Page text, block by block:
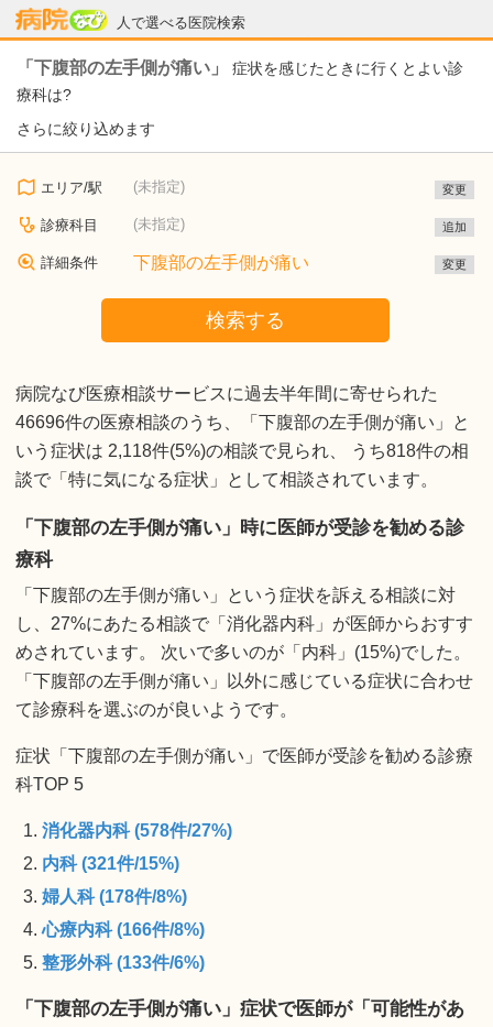
人で選べる医院検索
病院なび
「下腹部の左手側が痛い」
症状を感じたときに行くとよい診
療科は?
さらに絞り込めます
エリア/駅 (未指定) 変更
診療科目 (未指定) 追加
詳細条件 下腹部の左手側が痛い 変更
検索する
病院なび医療相談サービスに過去半年間に寄せられた
46696件の医療相談のうち、「下腹部の左手側が痛い」と
いう症状は 2,118件(5%)の相談で見られ、 うち818件の相
談で「特に気になる症状」として相談されています。
「下腹部の左手側が痛い」時に医師が受診を勧める診
療科
「下腹部の左手側が痛い」という症状を訴える相談に対
し、27%にあたる相談で「消化器内科」が医師からおすす
めされています。 次いで多いのが「内科」(15%)でした。
「下腹部の左手側が痛い」以外に感じている症状に合わせ
て診療科を選ぶのが良いようです。
症状「下腹部の左手側が痛い」で医師が受診を勧める診療
科TOP 5
消化器内科 (578件/27%)
内科 (321件/15%)
婦人科 (178件/8%)
心療内科 (166件/8%)
整形外科 (133件/6%)
「下腹部の左手側が痛い」症状で医師が「可能性があ